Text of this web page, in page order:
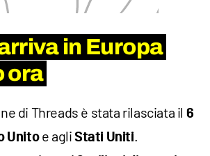
in Europa
ora
di Threads è stata rilasciata il 6
Unito e agliStati Uniti.